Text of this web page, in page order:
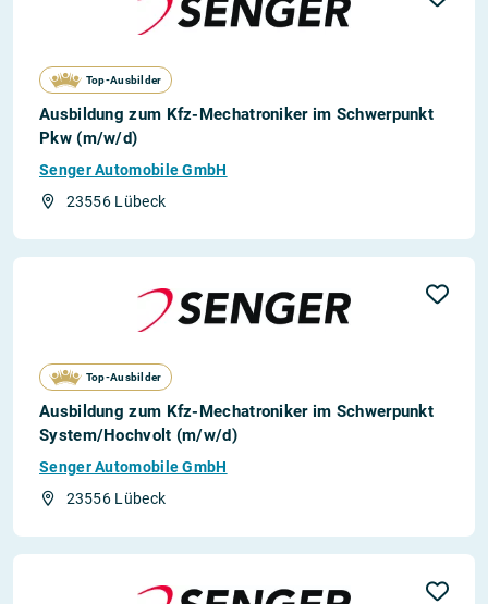
Top-Ausbilder
Ausbildung zum Kfz-Mechatroniker im Schwerpunkt
Pkw (m/w/d)
Senger Automobile GmbH
23556 Lübeck
Top-Ausbilder
Ausbildung zum Kfz-Mechatroniker im Schwerpunkt
System/Hochvolt (m/w/d)
Senger Automobile GmbH
23556 Lübeck